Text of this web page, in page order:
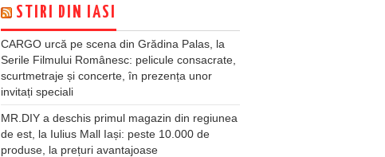
STIRI DIN IASI
CARGO urcă pe scena din Grădina Palas, la
Serile Filmului Românesc: pelicule consacrate,
scurtmetraje și concerte, în prezența unor
invitați speciali
MR.DIY a deschis primul magazin din regiunea
de est, la Iulius Mall Iași: peste 10.000 de
produse, la prețuri avantajoase